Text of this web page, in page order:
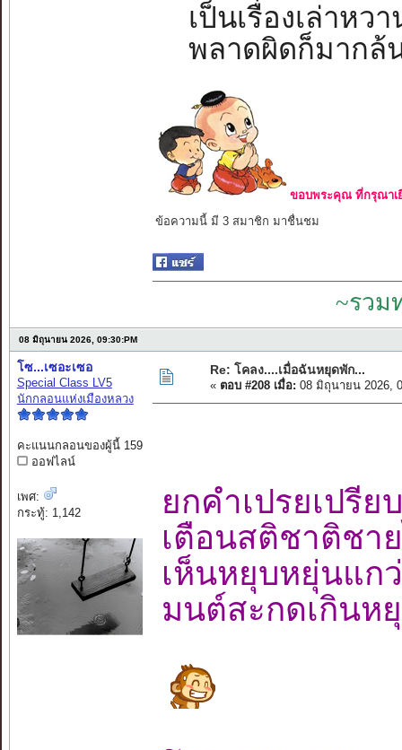
เป็นเรื่องเล่าหว
พลาดผิดก็มากล้
ขอบพระคุณ ที่กรุณาเ
ข้อความนี้ มี 3 สมาชิก มาชื่นชม
~รวม
08 มิถุนายน 2026, 09:30:PM
โซ...เซอะเซอ
Special Class LV5
นักกลอนแห่งเมืองหลวง
คะแนนกลอนของผู้นี้ 159
ออฟไลน์
เพศ:
กระทู้: 1,142
Re: โคลง....เมื่อฉันหยุดพัก...
« ตอบ #208 เมื่อ: 08 มิถุนายน 2026,
ยกคำเปรยเปรี
เตือนสติชาติช
เห็นหยุบหยุ่นแ
มนต์สะกดเกิน